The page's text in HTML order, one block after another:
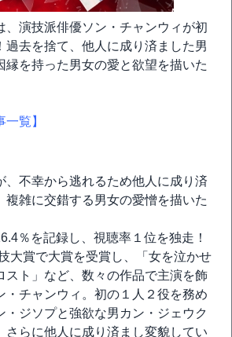
、演技派俳優ソン・チャンウィが初
過去を捨て、他人に成り済ました男
縁を持った男女の愛と欲望を描いた
一覧】
、不幸から逃れるため他人に成り済
複雑に交錯する男女の愛憎を描いた
％を記録し、視聴率１位を独走！
大賞で大賞を受賞し、「女を泣かせ
スト」など、数々の作品で主演を飾
・チャンウィ。初の１人２役を務め
・ジソプと強欲な男カン・ジェウク
さらに他人に成り済まし変貌してい